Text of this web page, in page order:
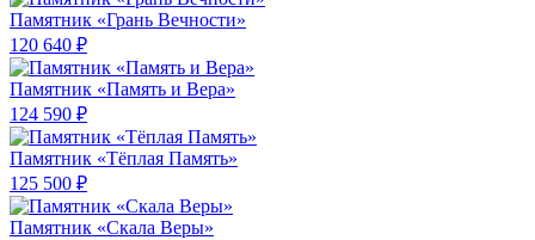
Памятник «Грань Вечности»
120 640 ₽
Памятник «Память и Вера»
124 590 ₽
Памятник «Тёплая Память»
125 500 ₽
Памятник «Скала Веры»